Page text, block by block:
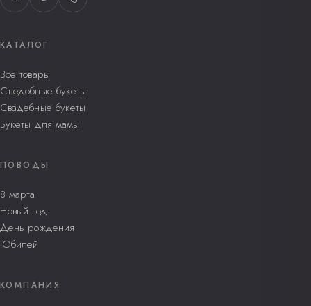
КАТАЛОГ
Все товары
Съедобные букеты
Свадебные букеты
Букеты для мамы
ПОВОДЫ
8 марта
Новый год
День рождения
Юбилей
КОМПАНИЯ